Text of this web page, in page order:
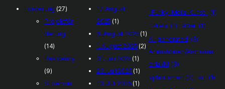
Förderung (27)
Projektför
derung
(14)
Residency
(9)
Stipendiu
17. August
2025 (1)
6. August 2025 (1)
1. August 2025 (2)
31. Juli 2025 (1)
23. Juli 2025 (1)
13. Juli 2025 (1)
"Funky-Meta-Kunst" (1)
1.Preis (1) 90er (1)
AI-generated (3)
Animationen/Archivmat
erial/KI (3)
aphorismen (2) art (1)